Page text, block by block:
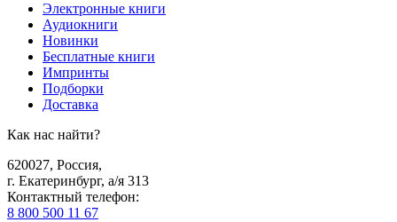
Электронные книги
Аудиокниги
Новинки
Бесплатные книги
Импринты
Подборки
Доставка
Как нас найти?
620027, Россия,
г. Екатеринбург, а/я 313
Контактный телефон:
8 800 500 11 67